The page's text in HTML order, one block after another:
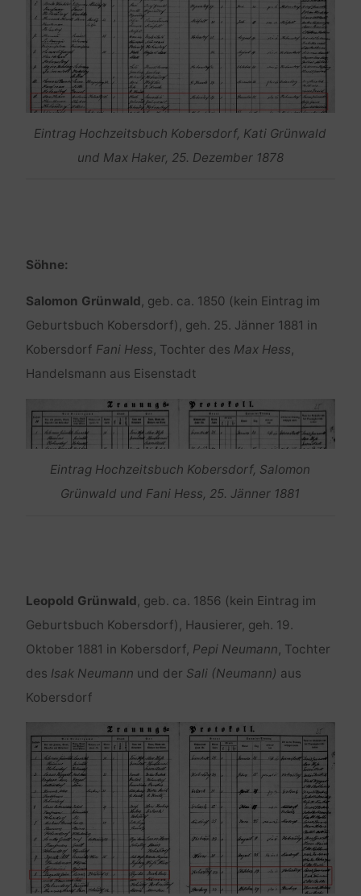
Eintrag Hochzeitsbuch Kobersdorf, Kati Grünwald
und Max Haker, 25. Dezember 1878
Söhne:
Salomon Grünwald, geb. ca. 1850 (kein Eintrag im
Geburtsbuch Kobersdorf), geh. 25. Jänner 1881 in
Kobersdorf Fani Hess, Tochter des Max Hess,
Handelsmann aus Eisenstadt
Eintrag Hochzeitsbuch Kobersdorf, Salomon
Grünwald und Fani Hess, 25. Jänner 1881
Leopold Grünwald, geb. ca. 1856 (kein Eintrag im
Geburtsbuch Kobersdorf), Hausierer, geh. 19.
Oktober 1881 in Kobersdorf, Pepi Neumann, Tochter
des Isak Neumann und der Sali (Neumann) aus
Kobersdorf